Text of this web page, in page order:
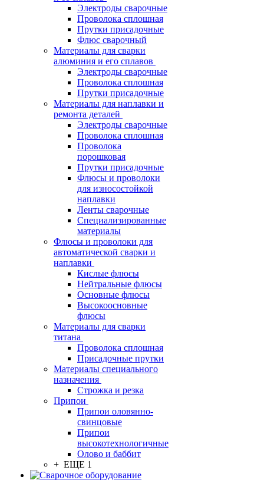
Электроды сварочные
Проволока сплошная
Прутки присадочные
Флюс сварочный
Материалы для сварки
алюминия и его сплавов
Электроды сварочные
Проволока сплошная
Прутки присадочные
Материалы для наплавки и
ремонта деталей
Электроды сварочные
Проволока сплошная
Проволока
порошковая
Прутки присадочные
Флюсы и проволоки
для износостойкой
наплавки
Ленты сварочные
Специализированные
материалы
Флюсы и проволоки для
автоматической сварки и
наплавки
Кислые флюсы
Нейтральные флюсы
Основные флюсы
Высокоосновные
флюсы
Материалы для сварки
титана
Проволока сплошная
Присадочные прутки
Материалы специального
назначения
Строжка и резка
Припои
Припои оловянно-
свинцовые
Припои
высокотехнологичные
Олово и баббит
+ ЕЩЕ 1